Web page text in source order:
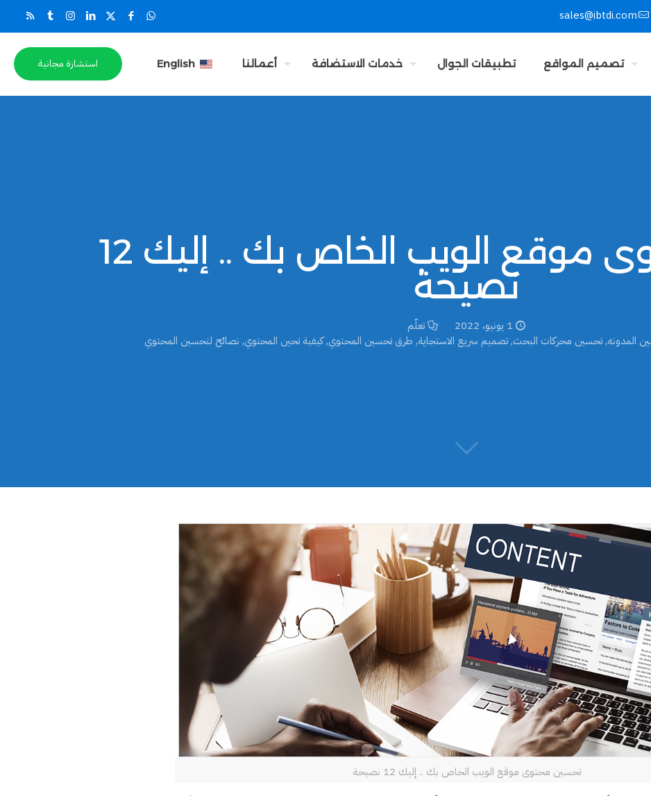
sales@ibtdi.com
تصميم المواقع تطبيقات الجوال خدمات الاستضافة أعمالنا English استشارة مجانية
تحسين محتوى موقع الويب الخاص بك .. إليك 12
نصيحة
1 يونيو، 2022
تعلّم
المدونه,تحسين محركات البحث,تصميم سريع الاستجاية, طرق تحسين المحتوي,كيفية تحين المحتوي, نصائح لتحسين المحتوي
تحسين محتوى موقع الويب الخاص بك .. إليك 12 نصيحة